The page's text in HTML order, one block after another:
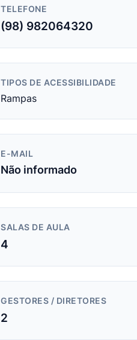
TELEFONE
(98) 982064320
TIPOS DE ACESSIBILIDADE
Rampas
E-MAIL
Não informado
SALAS DE AULA
4
GESTORES / DIRETORES
2